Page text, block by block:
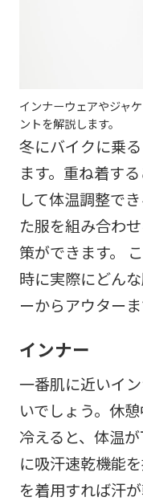
インナーウェアやジャ
ントを解説します。
冬にバイクに乗
ます。重ね着す
して体温調整で
た服を組み合わ
策ができます。
時に実際にどん
ーからアウター
インナー
一番肌に近いイ
いでしょう。休
冷えると、体温
に吸汗速乾機能
を着用すれば汗